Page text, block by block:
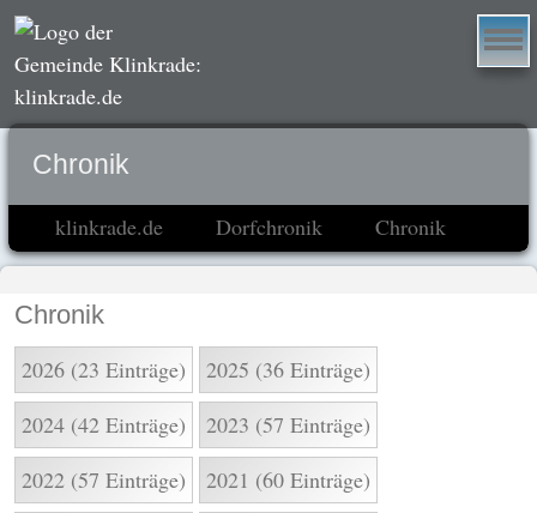
Chronik
klinkrade.de Dorfchronik Chronik
Chronik
2026 (23 Einträge)
2025 (36 Einträge)
2024 (42 Einträge)
2023 (57 Einträge)
2022 (57 Einträge)
2021 (60 Einträge)